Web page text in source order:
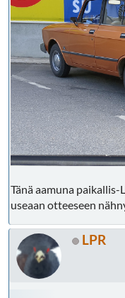
Tänä aamuna
useaan otteeseen
LPR